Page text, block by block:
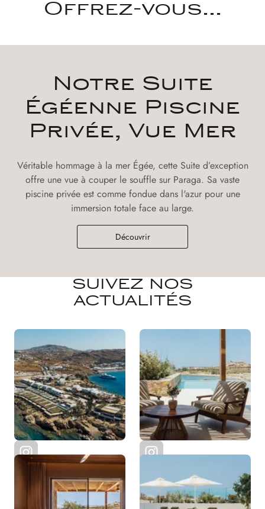
Offrez-vous...
Notre Suite
Égéenne Piscine
Privée, Vue Mer
Véritable hommage à la mer Égée, cette Suite d’exception
offre une vue à couper le souffle sur Paraga. Sa vaste
piscine privée est comme fondue dans l'azur pour une
immersion totale face au large.
Découvrir
SUIVEZ NOS
ACTUALITÉS